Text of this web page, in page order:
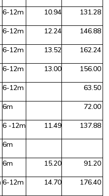
6-12m 10.94 131.28
6-12m 12.24 146.88
6-12m 13.52 162.24
6-12m 13.00 156.00
6-12m 63.50
6m 72.00
6 -12m 11.49 137.88
6m
6m 15.20 91.20
6-12m 14.70 176.40